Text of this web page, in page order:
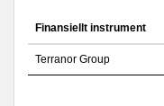
Finansiellt instrument
Terranor Group